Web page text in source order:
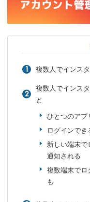
複数人でインス
複数人でインス
と
ひとつのアプ
ログインで
新しい端末で
通知される
複数端末でロ
も